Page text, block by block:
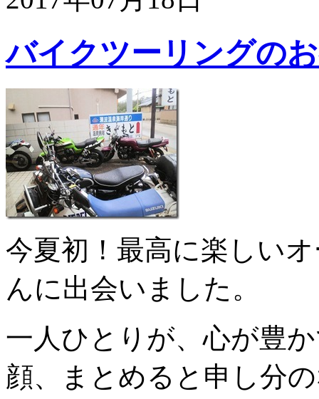
バイクツーリングの
今夏初！最高に楽しい
んに出会いました。
一人ひとりが、心が豊
顔、まとめると申し分